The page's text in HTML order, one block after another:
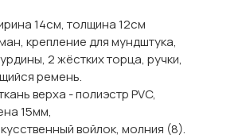
14см, толщина 12см
крепление для мундштука,
2 жёстких торца, ручки,
ремень.
верха - полиэстр PVC,
15мм,
войлок, молния (8).